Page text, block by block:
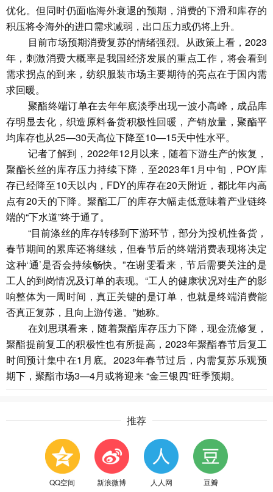
优化。但同时仍面临海外衰退的预期，消费的下滑和库存的
积压将令海外的进口需求减弱，出口压力或仍将上升。
目前市场预期消费复苏的情绪强烈。从政策上看，2023
年，刺激消费大概率是我国经济发展的重点工作，将会看到
需求拐点的到来，纺织服装市场主要期待的亮点在于国内需
求回暖。
聚酯终端订单在去年年底淡季出现一波小高峰，成品库
存明显去化，织造原料备货积极性回暖，产销放量，聚酯平
均库存也从25—30天高位下降至10—15天中性水平。
记者了解到，2022年12月以来，随着下游生产的恢复，
聚酯长丝的库存压力持续下降，至2023年1月中旬，POY库
存已经降至10天以内，FDY的库存在20天附近，都比年内高
点有20天的下降。聚酯工厂的库存大幅走低意味着产业链终
端的“下水道”终于通了。
“目前涤丝的库存转移到下游环节，部分为投机性备货，
春节期间的累库还将继续，但春节后的终端消费表现将决定
这种‘通’是否会持续畅快。”在谢雯看来，节后需要关注的是
工人的到岗情况及订单的表现。“工人的健康状况对生产的影
响整体为一周时间，真正关键的是订单，也就是终端消费能
否真正复苏，且向上游传递。”她称。
在刘思琪看来，随着聚酯库存压力下降，现金流修复，
聚酯提前复工的积极性也有所提高，2023年聚酯春节后复工
时间预计集中在1月底。2023年春节过后，内需复苏乐观预
期下，聚酯市场3—4月或将迎来 “金三银四”旺季预期。
推荐
QQ空间 新浪微博 人人网 豆瓣